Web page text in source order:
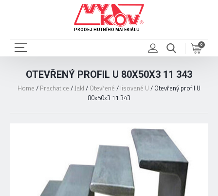
PRODEJ HUTNÍHO MATERIÁLU
0
OTEVŘENÝ PROFIL U 80X50X3 11 343
Home / Prachatice /Jakl / Otevřené / lisované U / Otevřený profil U
80x50x3 11 343